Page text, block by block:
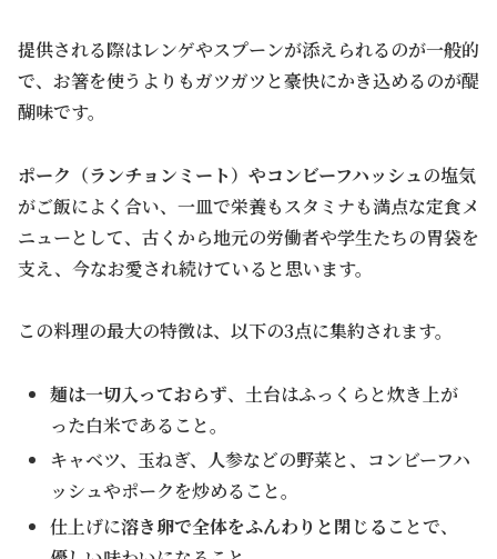
提供される際はレンゲやスプーンが添えられるのが一般的
で、お箸を使うよりもガツガツと豪快にかき込めるのが醍
醐味です。
ポーク（ランチョンミート）やコンビーフハッシュの塩気
がご飯によく合い、一皿で栄養もスタミナも満点な定食メ
ニューとして、古くから地元の労働者や学生たちの胃袋を
支え、今なお愛され続けていると思います。
この料理の最大の特徴は、以下の3点に集約されます。
麺は一切入っておらず、土台はふっくらと炊き上が
った白米であること。
キャベツ、玉ねぎ、人参などの野菜と、コンビーフハ
ッシュやポークを炒めること。
仕上げに溶き卵で全体をふんわりと閉じる ことで、